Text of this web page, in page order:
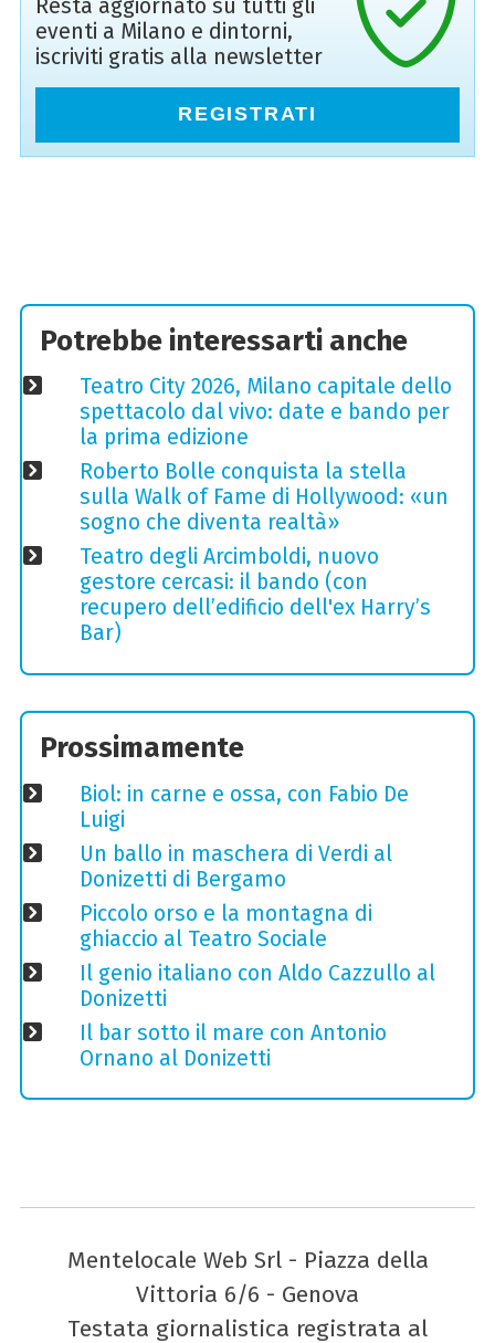
Resta aggiornato su tutti gli
eventi a Milano e dintorni,
iscriviti gratis alla newsletter
REGISTRATI
Potrebbe interessarti anche
Teatro City 2026, Milano capitale dello
spettacolo dal vivo: date e bando per
la prima edizione
Roberto Bolle conquista la stella
sulla Walk of Fame di Hollywood: «un
sogno che diventa realtà»
Teatro degli Arcimboldi, nuovo
gestore cercasi: il bando (con
recupero dell’edificio dell'ex Harry’s
Bar)
Prossimamente
Biol: in carne e ossa, con Fabio De
Luigi
Un ballo in maschera di Verdi al
Donizetti di Bergamo
Piccolo orso e la montagna di
ghiaccio al Teatro Sociale
Il genio italiano con Aldo Cazzullo al
Donizetti
Il bar sotto il mare con Antonio
Ornano al Donizetti
Mentelocale Web Srl - Piazza della
Vittoria 6/6 - Genova
Testata giornalistica registrata al